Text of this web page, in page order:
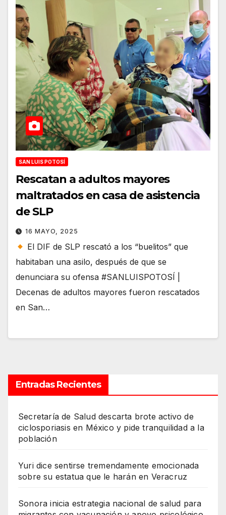
SAN LUIS POTOSÍ
Rescatan a adultos mayores
maltratados en casa de asistencia
de SLP
16 MAYO, 2025
El DIF de SLP rescató a los “buelitos” que
habitaban una asilo, después de que se
denunciara su ofensa #SANLUISPOTOSÍ |
Decenas de adultos mayores fueron rescatados
en San…
Entradas Recientes
Secretaría de Salud descarta brote activo de
ciclosporiasis en México y pide tranquilidad a la
población
Yuri dice sentirse tremendamente emocionada
sobre su estatua que le harán en Veracruz
Sonora inicia estrategia nacional de salud para